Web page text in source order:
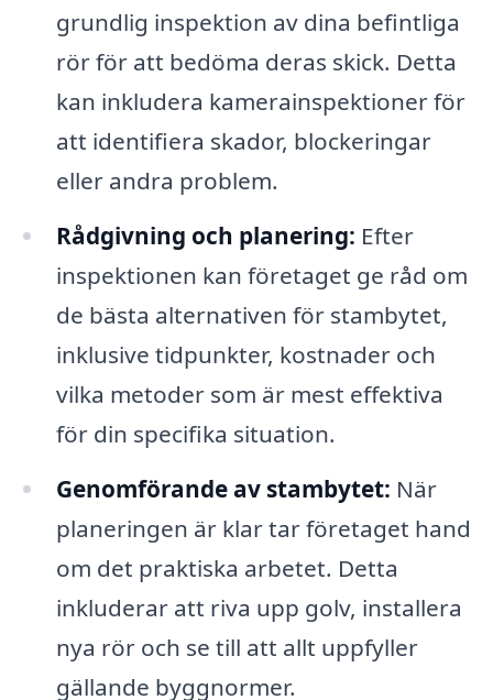
grundlig inspektion av dina befintliga
rör för att bedöma deras skick. Detta
kan inkludera kamerainspektioner för
att identifiera skador, blockeringar
eller andra problem.
Rådgivning och planering: Efter
inspektionen kan företaget ge råd om
de bästa alternativen för stambytet,
inklusive tidpunkter, kostnader och
vilka metoder som är mest effektiva
för din specifika situation.
Genomförande av stambytet: När
planeringen är klar tar företaget hand
om det praktiska arbetet. Detta
inkluderar att riva upp golv, installera
nya rör och se till att allt uppfyller
gällande byggnormer.